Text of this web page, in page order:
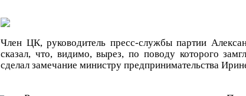
Член ЦК, руководитель пресс-службы партии
сказал, что, видимо, вырез, по поводу которого
сделал замечание министру предпринимательства